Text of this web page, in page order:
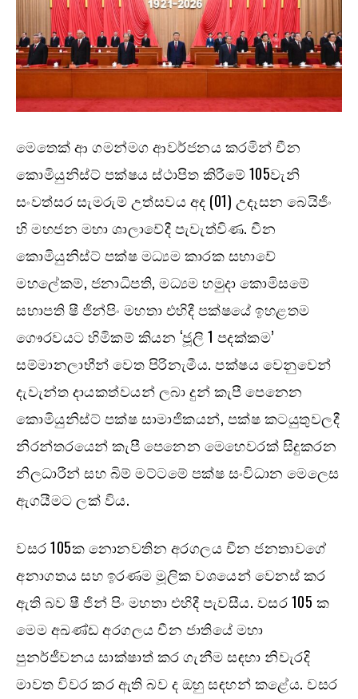
මෙ‍තෙක් ආ ගමන්මග ආවර්ජනය කරමින් චීන
කොමියුනිස්ට් පක්ෂය ස්ථාපිත කිරීමේ 105වැනි
සංවත්සර සැමරුම් උත්සවය අද (01) උදෑසන බෙයිජිං
හි මහජන මහා ශාලාවේදී පැවැත්විණ. චීන
කොමියුනිස්ට් පක්ෂ මධ්‍යම කාරක සභාවේ
මහලේකම්, ජනාධිපති, මධ්‍යම හමුදා කොමිසමේ
සභාපති ෂී ජින්පිං මහතා එහිදී පක්ෂයේ ඉහළතම
ගෞරවයට හිමිකම් කියන ‘ජූලි 1 පදක්කම’
සම්මානලාභීන් වෙත පිරිනැමීය. පක්ෂය වෙනුවෙන්
දැවැන්ත දායකත්වයන් ලබා දුන් කැපී පෙනෙන
කොමියුනිස්ට් පක්ෂ සාමාජිකයන්, පක්ෂ කටයුතුවලදී
නිරන්තරයෙන් කැපී පෙනෙන මෙහෙවරක් සිදුකරන
නිලධාරීන් සහ බිම් මට්ටමේ පක්ෂ සංවිධාන මෙලෙස
ඇගයීමට ලක් විය. ‍
වසර 105ක නොනවතින අරගලය චීන ජනතාවගේ
අනාගතය සහ ඉරණම මූලික වශයෙන් වෙනස් කර
ඇති බව ෂී ජින් පිං මහතා එහිදී පැවසීය. වසර 105 ක
මෙම අඛණ්ඩ අරගලය චීන ජාතියේ මහා
පුනර්ජීවනය සාක්ෂාත් කර ගැනීම සඳහා නිවැරදි
මාවත විවර කර ඇති බව ද ඔහු සඳහන් කළේය. වසර